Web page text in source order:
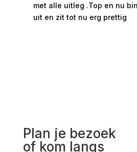
met alle uitleg .Top en nu
uit en zit tot nu erg prettig
Plan je bezoek
of kom langs